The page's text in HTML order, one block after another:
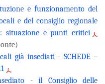
e funzionamento del
e del consiglio regionale
situazione e punti critici
già insediati - SCHEDE –
- il Consiglio delle